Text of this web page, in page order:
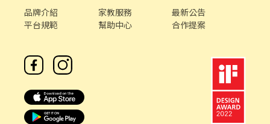
品牌介紹 家教服務
最新公告
平台規範
幫助中心 合作提案